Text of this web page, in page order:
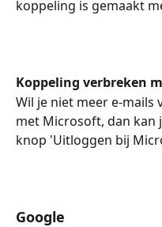
koppeling is gemaakt
Koppeling verbreken
Wil je niet meer e-mails
met Microsoft, dan kan
knop 'Uitloggen bij
Google